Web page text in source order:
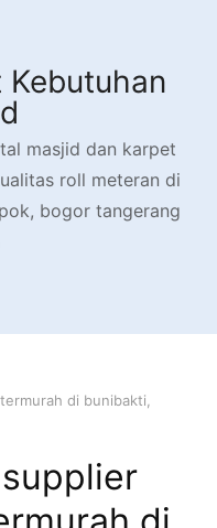
masjid dan karpet
roll meteran di
bogor tangerang
di bunibakti,